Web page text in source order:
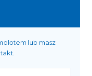
lub masz